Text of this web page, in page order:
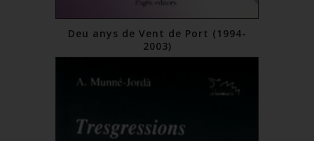
Deu anys de Vent de Port (1994-
2003)
Comprar